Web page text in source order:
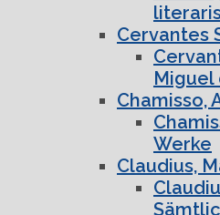
Cervantes
Miguel
Chamisso,
Werke
Claudius,